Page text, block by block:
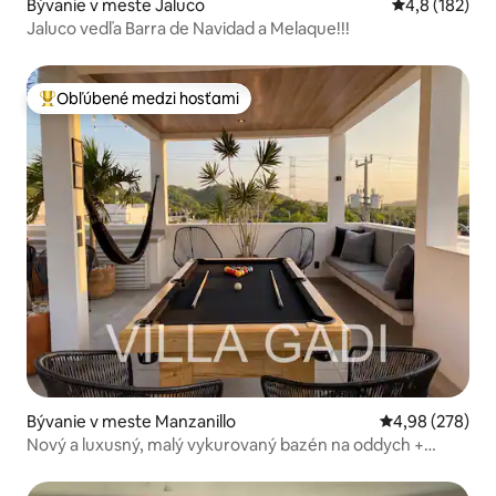
Bývanie v meste Jaluco Priemerné
4,8 (182)
Jaluco vedľa Barra de Navidad a Melaque!!!
Najobľúbenejšie medzi hosťami
Obľúbené medzi hosťami
Bývanie v meste Manzanillo Priemerné
4,98 (278)
Nový a luxusný, malý vykurovaný bazén na oddych +